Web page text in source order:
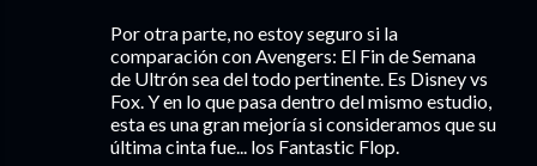
Por otra parte, no estoy seguro si la
comparación con Avengers: El Fin de Semana
de Ultrón sea del todo pertinente. Es Disney vs
Fox. Y en lo que pasa dentro del mismo estudio,
esta es una gran mejoría si consideramos que su
última cinta fue... los Fantastic Flop.